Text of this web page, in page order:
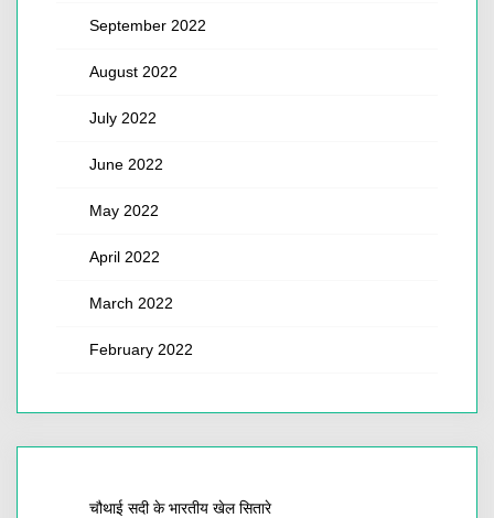
September 2022
August 2022
July 2022
June 2022
May 2022
April 2022
March 2022
February 2022
चौथाई सदी के भारतीय खेल सितारे